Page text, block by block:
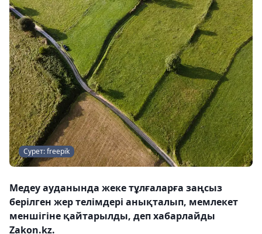
Сурет: freepik
Медеу ауданында жеке тұлғаларға заңсыз
берілген жер телімдері анықталып, мемлекет
меншігіне қайтарылды, деп хабарлайды
Zakon.kz.